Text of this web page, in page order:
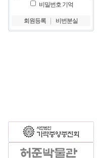
비밀번호 기억
회원등록 비번분실